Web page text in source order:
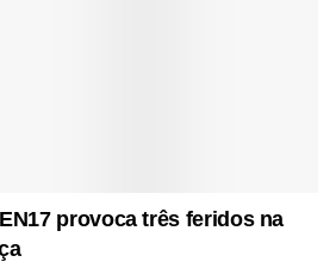
provoca três feridos na